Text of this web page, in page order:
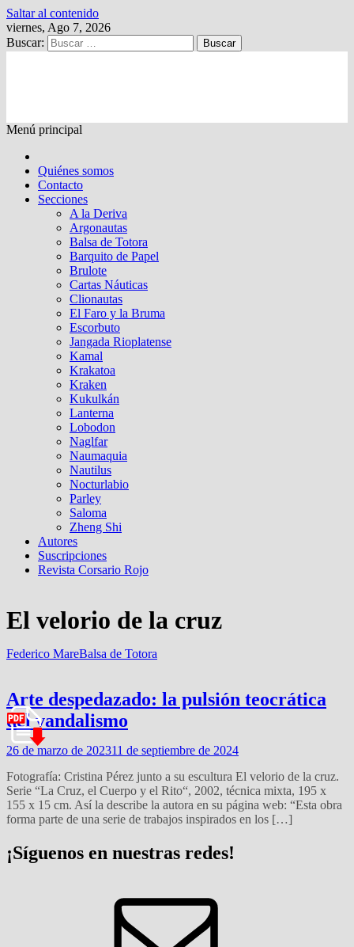
Saltar al contenido
viernes, Ago 7, 2026
Buscar:
Menú principal
Quiénes somos
Contacto
Secciones
A la Deriva
Argonautas
Balsa de Totora
Barquito de Papel
Brulote
Cartas Náuticas
Clionautas
El Faro y la Bruma
Escorbuto
Jangada Rioplatense
Kamal
Krakatoa
Kraken
Kukulkán
Lanterna
Lobodon
Naglfar
Naumaquia
Nautilus
Nocturlabio
Parley
Saloma
Zheng Shi
Autores
Suscripciones
Revista Corsario Rojo
El velorio de la cruz
Federico MareBalsa de Totora
Arte despedazado: la pulsión teocrática
del vandalismo
26 de marzo de 202311 de septiembre de 2024
Fotografía: Cristina Pérez junto a su escultura El velorio de la cruz.
Serie “La Cruz, el Cuerpo y el Rito“, 2002, técnica mixta, 195 x
155 x 15 cm. Así la describe la autora en su página web: “Esta obra
forma parte de una serie de trabajos inspirados en los […]
¡Síguenos en nuestras redes!